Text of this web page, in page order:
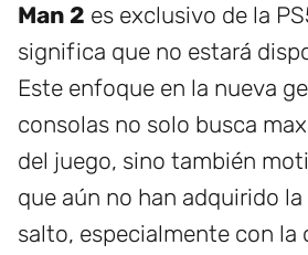
Man 2 es exclusivo de la
significa que no estará
Este enfoque en la nueva
consolas no solo busca
del juego, sino también
que aún no han adquirido la
salto, especialmente con la